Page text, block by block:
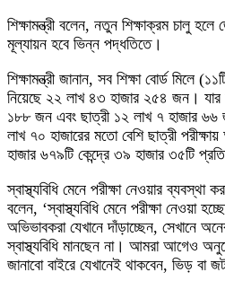
শিক্ষামন্ত্রী বলেন, নতুন শিক্ষাক্রম চালু
মূল্যায়ন হবে ভিন্ন পদ্ধতিতে।
শিক্ষামন্ত্রী জানান, সব শিক্ষা বোর্ড মিলে
নিয়েছে ২২ লাখ ৪৩ হাজার ২৫৪ জন।
১৮৮ জন এবং ছাত্রী ১২ লাখ ৭ হাজার ৬৬
লাখ ৭০ হাজারের মতো বেশি ছাত্রী
হাজার ৬৭৯টি কেন্দ্রে ৩৯ হাজার ৩৫টি
স্বাস্থ্যবিধি মেনে পরীক্ষা নেওয়ার ব্যবস্থা
বলেন, ‘স্বাস্থ্যবিধি মেনে পরীক্ষা নেওয়া
অভিভাবকরা যেখানে দাঁড়াচ্ছেন, সেখানে
স্বাস্থ্যবিধি মানছেন না। আমরা আগেও
জানাবো বাইরে যেখানেই থাকবেন, ভিড় বা